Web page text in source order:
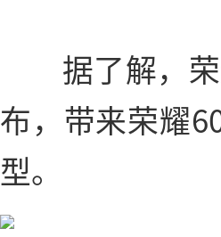
据了解，
布，带来荣耀
型。